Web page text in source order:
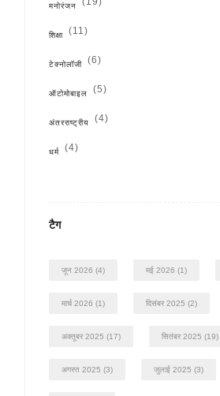
मनोरंजन
शिक्षा (11)
टेक्नोलॉजी (6)
ऑटोमोबाइल (5)
अंतरराष्ट्रीय (4)
धर्म (4)
टैग
जून 2026 (4) मई 2026 (1)
मार्च 2026 (1) दिसंबर 2025 (2)
अक्तूबर 2025 (17) सितंबर 2025 (19)
अगस्त 2025 (3) जुलाई 2025 (3)